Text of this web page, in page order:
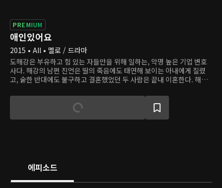
PREMIUM
애인있어요
2015 • All • 멜로 / 드라마
도해강은 부유하고 힘 있는 자들만을 위해 일하는, 악명 높은 기업 변호
사다. 해강의 남편 진언은 딸의 죽음에도 태연해 보이는 아내에게 질렸
고, 숱한 반대에도 불구하고 결혼했었던 두 사람은 끝내 이혼한다. 해강
군가 그를 구한 후 그가 '독고용기'라는 사람이라고 말해준다. 4년 후, 진
언은 후배 설리와 결혼을 앞둔 어느 날 실종된 해강과 똑같이 생긴 사람
을 만난다. 다만 그는 해강과 달리 정의롭고 용기 있는 사람이었다. 두 사
에피소드